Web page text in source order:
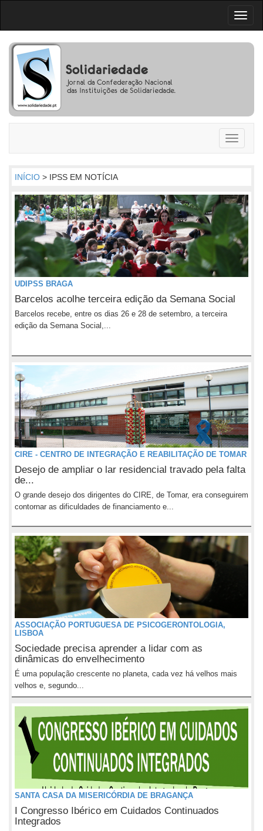
Toggle
INÍCIO > IPSS EM NOTÍCIA
UDIPSS BRAGA
Barcelos acolhe terceira edição da Semana Social
Barcelos recebe, entre os dias 26 e 28 de setembro, a terceira
edição da Semana Social,...
CIRE - CENTRO DE INTEGRAÇÃO E REABILITAÇÃO DE TOMAR
Desejo de ampliar o lar residencial travado pela falta
de...
O grande desejo dos dirigentes do CIRE, de Tomar, era conseguirem
contornar as dificuldades de financiamento e...
ASSOCIAÇÃO PORTUGUESA DE PSICOGERONTOLOGIA,
LISBOA
Sociedade precisa aprender a lidar com as
dinâmicas do envelhecimento
É uma população crescente no planeta, cada vez há velhos mais
velhos e, segundo...
SANTA CASA DA MISERICÓRDIA DE BRAGANÇA
I Congresso Ibérico em Cuidados Continuados
Integrados